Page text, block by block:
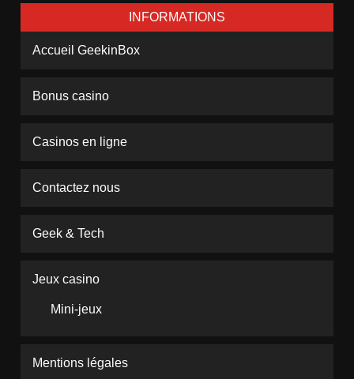
INFORMATIONS
Accueil GeekinBox
Bonus casino
Casinos en ligne
Contactez nous
Geek & Tech
Jeux casino
Mini-jeux
Mentions légales